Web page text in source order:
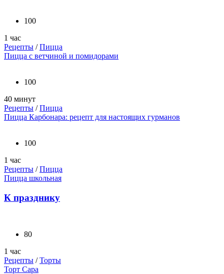
100
1 час
Рецепты /Пицца
Пицца с ветчиной и помидорами
100
40 минут
Рецепты /Пицца
Пицца Карбонара: рецепт для настоящих гурманов
100
1 час
Рецепты /Пицца
Пицца школьная
К празднику
80
1 час
Рецепты /Торты
Торт Сара